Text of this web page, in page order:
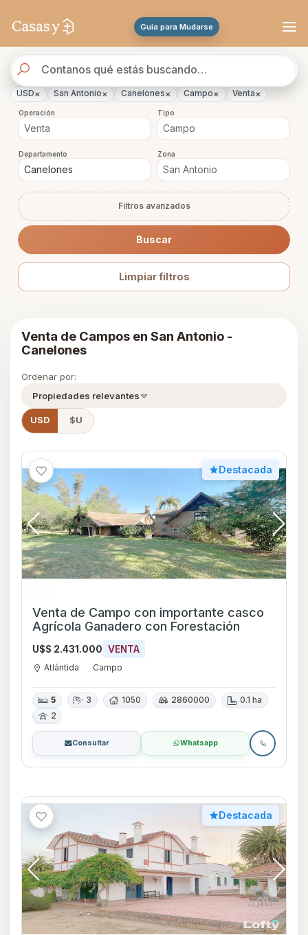
Guia para Mudarse
de
propiedades
USD× San Antonio× Canelones× Campo× Venta×
Operación Tipo
Departamento Zona
Filtros avanzados
Buscar
Limpiar filtros
Venta de Campos en San Antonio -
Canelones
Ordenar por:
Propiedades relevantes
USD $U
Destacada
Venta de Campo con importante casco
Agrícola Ganadero con Forestación
U$S 2.431.000 VENTA
Atlántida Campo
5 3 1050 2860000
0.1 ha
2
Consultar Whatsapp
Destacada